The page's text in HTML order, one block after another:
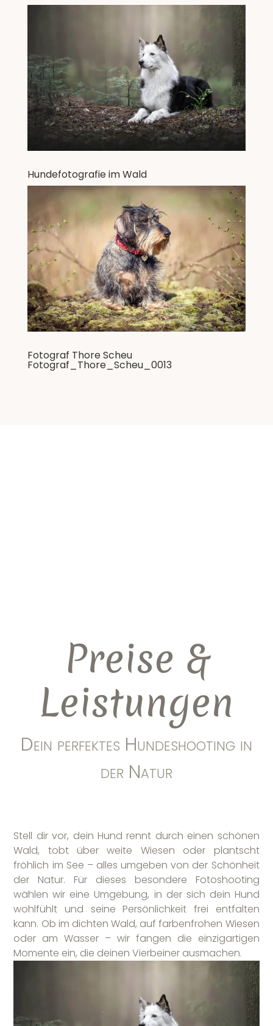
Hundefotografie im Wald
Fotograf Thore Scheu
Fotograf_Thore_Scheu_0013
Preise &
Leistungen
Dein perfektes Hundeshooting in
der Natur
Stell dir vor, dein Hund rennt durch einen schönen
Wald, tobt über weite Wiesen oder plantscht
fröhlich im See – alles umgeben von der Schönheit
der Natur. Für dieses besondere Fotoshooting
wählen wir eine Umgebung, in der sich dein Hund
wohlfühlt und seine Persönlichkeit frei entfalten
kann. Ob im dichten Wald, auf farbenfrohen Wiesen
oder am Wasser – wir fangen die einzigartigen
Momente ein, die deinen Vierbeiner ausmachen.